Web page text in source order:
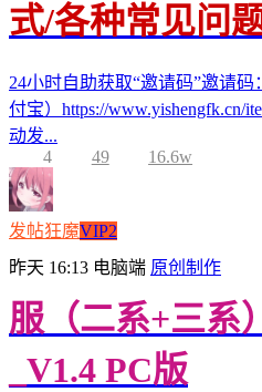
式/各种常见问
24小时自助获取“邀请码”邀请
付宝）https://www.yishengfk.cn/
动发...
4
49 16.6w
发帖狂魔VIP2
昨天 16:13 电脑端 原创制作
服（二系+三系
_V1.4 PC版